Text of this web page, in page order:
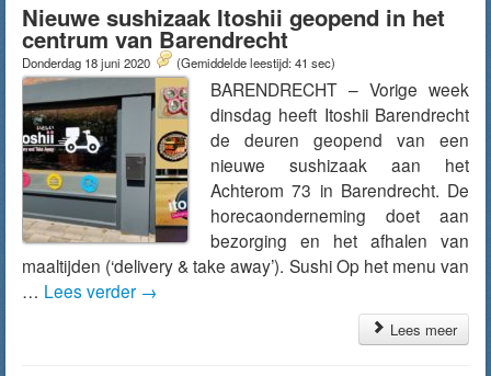
Nieuwe sushizaak Itoshii geopend in het
centrum van Barendrecht
Donderdag 18 juni 2020 (Gemiddelde leestijd: 41 sec)
BARENDRECHT – Vorige week
dinsdag heeft Itoshii Barendrecht
de deuren geopend van een
nieuwe sushizaak aan het
Achterom 73 in Barendrecht. De
horecaonderneming doet aan
bezorging en het afhalen van
maaltijden (‘delivery & take away’). Sushi Op het menu van
… Lees verder →
Lees meer